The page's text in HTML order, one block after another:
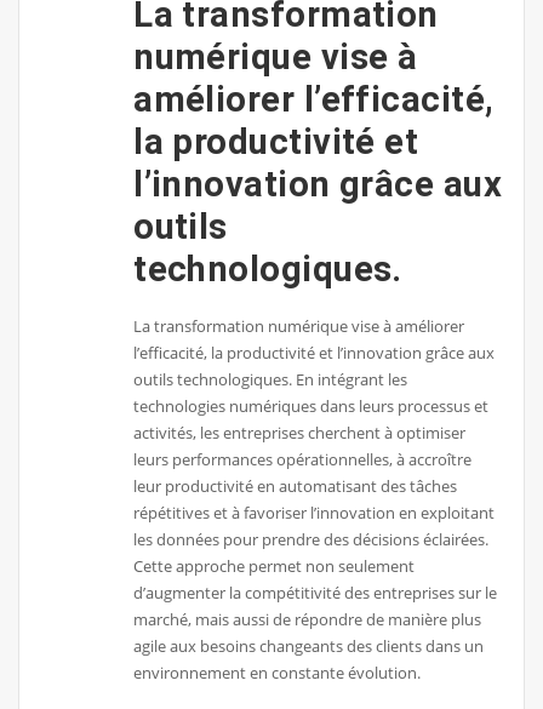
La transformation
numérique vise à
améliorer l’efficacité,
la productivité et
l’innovation grâce aux
outils
technologiques.
La transformation numérique vise à améliorer
l’efficacité, la productivité et l’innovation grâce aux
outils technologiques. En intégrant les
technologies numériques dans leurs processus et
activités, les entreprises cherchent à optimiser
leurs performances opérationnelles, à accroître
leur productivité en automatisant des tâches
répétitives et à favoriser l’innovation en exploitant
les données pour prendre des décisions éclairées.
Cette approche permet non seulement
d’augmenter la compétitivité des entreprises sur le
marché, mais aussi de répondre de manière plus
agile aux besoins changeants des clients dans un
environnement en constante évolution.